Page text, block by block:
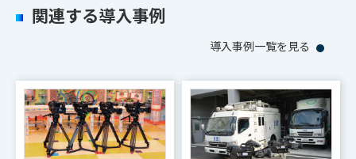
イザ)×2M/E)
M/E イメー
ジ
ンジション波形(スクイーズ/スライ
ド/ターン)送出の他、イメージ機能
を提供：デフォーカス、ストロボ、
トレール、ライト、拡大他
関連する導入事例
導入事例一覧を見る